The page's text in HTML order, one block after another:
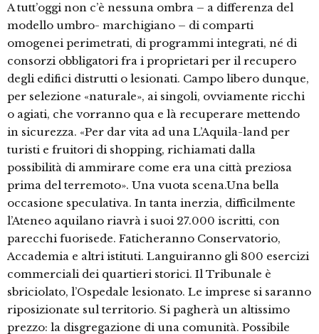
A tutt’oggi non c’è nessuna ombra – a differenza del
modello umbro- marchigiano – di comparti
omogenei perimetrati, di programmi integrati, né di
consorzi obbligatori fra i proprietari per il recupero
degli edifici distrutti o lesionati. Campo libero dunque,
per selezione «naturale», ai singoli, ovviamente ricchi
o agiati, che vorranno qua e là recuperare mettendo
in sicurezza. «Per dar vita ad una L’Aquila-land per
turisti e fruitori di shopping, richiamati dalla
possibilità di ammirare come era una città preziosa
prima del terremoto». Una vuota scena.Una bella
occasione speculativa. In tanta inerzia, difficilmente
l’Ateneo aquilano riavrà i suoi 27.000 iscritti, con
parecchi fuorisede. Faticheranno Conservatorio,
Accademia e altri istituti. Languiranno gli 800 esercizi
commerciali dei quartieri storici. Il Tribunale è
sbriciolato, l’Ospedale lesionato. Le imprese si saranno
riposizionate sul territorio. Si pagherà un altissimo
prezzo: la disgregazione di una comunità. Possibile